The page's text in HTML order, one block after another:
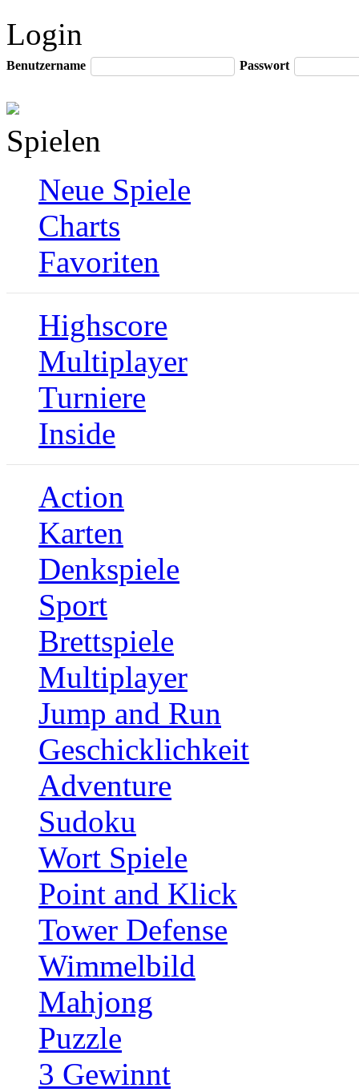
Login
Benutzername Passwort
Spielen
Neue Spiele
Charts
Favoriten
Highscore
Multiplayer
Turniere
Inside
Action
Karten
Denkspiele
Sport
Brettspiele
Multiplayer
Jump and Run
Geschicklichkeit
Adventure
Sudoku
Wort Spiele
Point and Klick
Tower Defense
Wimmelbild
Mahjong
Puzzle
3 Gewinnt